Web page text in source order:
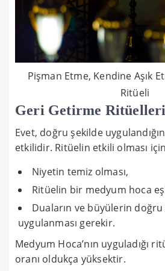
Pişman Etme, Kendine Aşık
Ritüeli
Geri Getirme
Evet, doğru şekilde
etkilidir. Ritüelin etkili olması
Niyetin temiz olması,
Ritüelin bir medyum hoca
Duaların ve büyülerin
uygulanması gerekir.
Medyum Hoca’nın uyguladığı
oranı oldukça yüksektir.